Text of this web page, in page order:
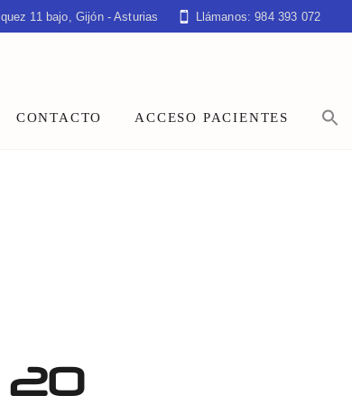
11 bajo, Gijón - Asturias Llámanos: 984 393 072
CONTACTO ACCESO PACIENTES
20